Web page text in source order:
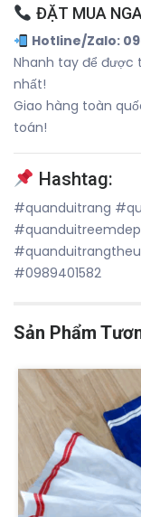
ĐẶT MUA
Hotline/Zalo:
Nhanh tay để được
nhất!
Giao hàng toàn
toán!
Hashtag:
#quanduitrang
#0989401582
Sản Phẩm